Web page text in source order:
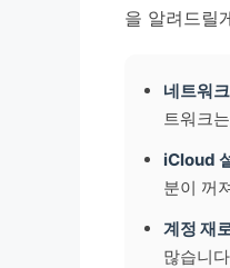
을 알려드릴
네트워
트워크
iCloud
분이 꺼
계정 재
많습니